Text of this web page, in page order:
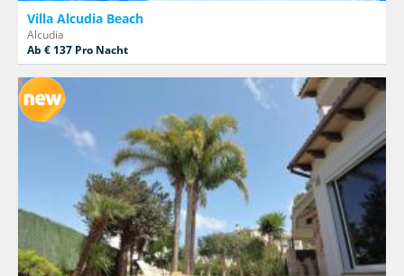
Villa Alcudia Beach
Alcudia
Ab € 137 Pro Nacht